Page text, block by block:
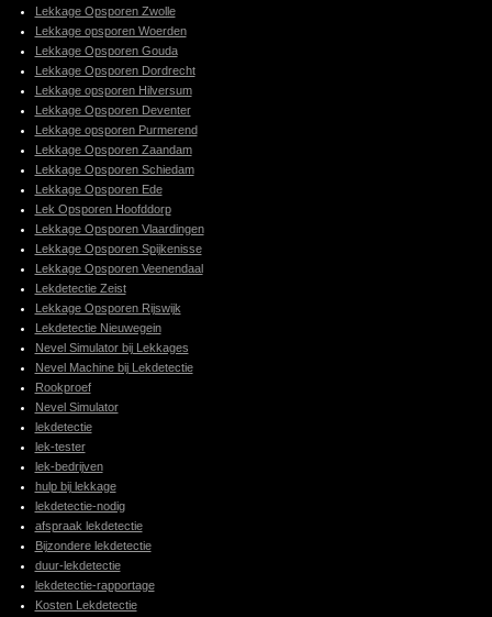
Lekkage Opsporen Zwolle
Lekkage opsporen Woerden
Lekkage Opsporen Gouda
Lekkage Opsporen Dordrecht
Lekkage opsporen Hilversum
Lekkage Opsporen Deventer
Lekkage opsporen Purmerend
Lekkage Opsporen Zaandam
Lekkage Opsporen Schiedam
Lekkage Opsporen Ede
Lek Opsporen Hoofddorp
Lekkage Opsporen Vlaardingen
Lekkage Opsporen Spijkenisse
Lekkage Opsporen Veenendaal
Lekdetectie Zeist
Lekkage Opsporen Rijswijk
Lekdetectie Nieuwegein
Nevel Simulator bij Lekkages
Nevel Machine bij Lekdetectie
Rookproef
Nevel Simulator
lekdetectie
lek-tester
lek-bedrijven
hulp bij lekkage
lekdetectie-nodig
afspraak lekdetectie
Bijzondere lekdetectie
duur-lekdetectie
lekdetectie-rapportage
Kosten Lekdetectie